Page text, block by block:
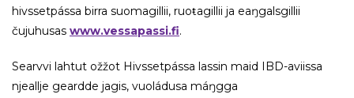
hivssetpássa birra suomagillii, ruoŧagillii ja eaŋgalsgillii
čujuhusas www.vessapassi.fi.
Searvvi lahtut ožžot Hivssetpássa lassin maid IBD-aviissa
njeallje geardde jagis, vuoládusa máŋgga